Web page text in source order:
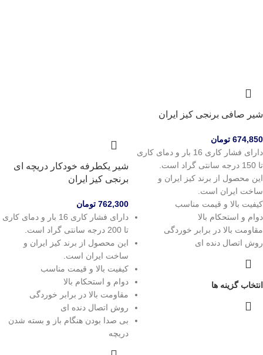
شیر صافی برنجی کیز ایران
674,850 تومان
دارای فشار کاری 16 بار و دمای کاری
تا 150 درجه سانتی گراد است.
این محصول از برند کیز ایران و
ساخت ایران است.
کیفیت بالا و قیمت مناسب
دوام و استحکام بالا
مقاومت بالا در برابر خوردگی
روش اتصال دنده ای
انتخاب گزینه ها
شیر یکطرفه خودکار دریچه ای
برنجی کیز ایران
762,300 تومان
دارای فشار کاری 16 بار و دمای کاری
تا 200 درجه سانتی گراد است.
این محصول از برند کیز ایران و
ساخت ایران است.
کیفیت بالا و قیمت مناسب
دوام و استحکام بالا
مقاومت بالا در برابر خوردگی
روش اتصال دنده ای
بی صدا بودن هنگام باز و بسته شدن
دریچه